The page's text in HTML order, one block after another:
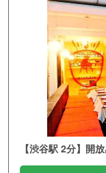
【渋谷駅 2分】開